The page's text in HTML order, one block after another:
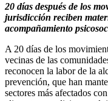
20 días después de los
jurisdicción reciben
acompañamiento
A 20 días de los
vecinas de las
reconocen la labor de la
prevención, que han
sectores más afectados